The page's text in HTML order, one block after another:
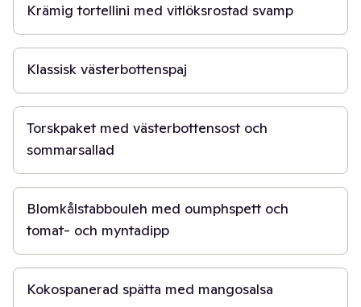
Krämig tortellini med vitlöksrostad svamp
50 min
Klassisk västerbottenspaj
1 t
Torskpaket med västerbottensost och
sommarsallad
40 min
Blomkålstabbouleh med oumphspett och
tomat- och myntadipp
30 min
Kokospanerad spätta med mangosalsa